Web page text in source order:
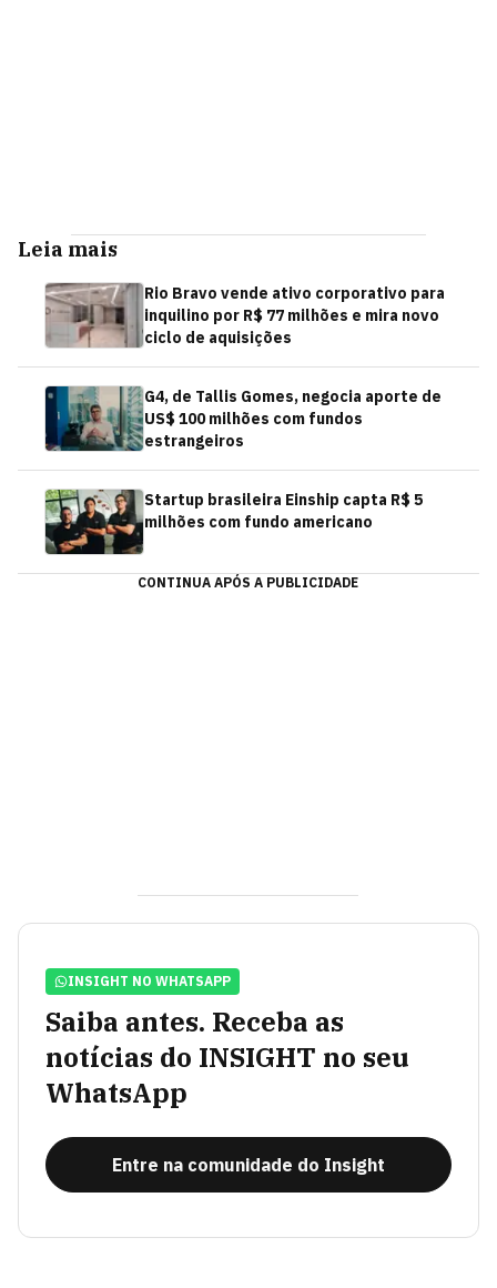
Leia mais
Rio Bravo vende ativo corporativo para
inquilino por R$ 77 milhões e mira novo
ciclo de aquisições
G4, de Tallis Gomes, negocia aporte de
US$ 100 milhões com fundos
estrangeiros
Startup brasileira Einship capta R$ 5
milhões com fundo americano
CONTINUA APÓS A PUBLICIDADE
INSIGHT NO WHATSAPP
Saiba antes. Receba as
notícias do INSIGHT no seu
WhatsApp
Entre na comunidade do Insight